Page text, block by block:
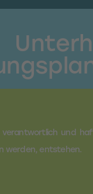
verantwortlich und
werden, entstehen.